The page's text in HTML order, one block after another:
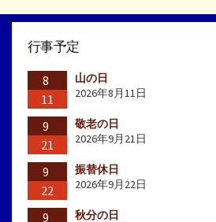
行事予定
8
11
山の日
2026年8月11日
9
21
敬老の日
2026年9月21日
9
22
振替休日
2026年9月22日
9 秋分の日